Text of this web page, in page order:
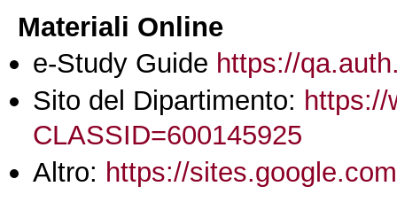
Materiali Online
e-Study Guide https://
Sito del Dipartimento: https://
CLASSID=600145925
Altro: https://